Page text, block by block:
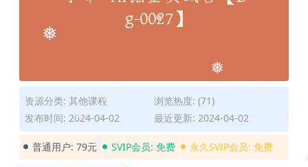
❅
❅
❅
❅
❅
❅
❅
资源分类: 其他课程
浏览热度: (71)
发布时间: 2024-04-02
最近更新: 2024-04-02
普通用户: 79元 SVIP会员: 免费 永久SVIP会员: 免费